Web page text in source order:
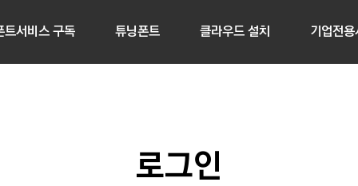
트서비스 구독 튜닝폰트 클라우드 설치 기업전용
로그인